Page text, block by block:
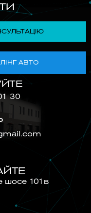
АВТО
30
шосе 101в